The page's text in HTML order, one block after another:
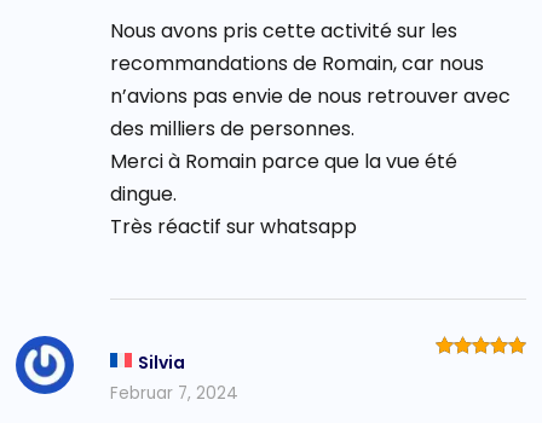
Nous avons pris cette activité sur les
recommandations de Romain, car nous
n’avions pas envie de nous retrouver avec
des milliers de personnes.
Merci à Romain parce que la vue été
dingue.
Très réactif sur whatsapp
Silvia
Februar 7, 2024